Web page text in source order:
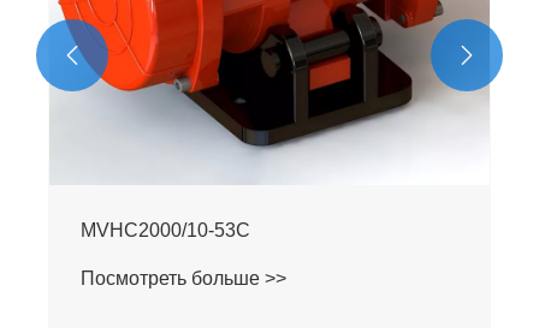
MVHC2000/10-53C
Посмотреть больше >>
 